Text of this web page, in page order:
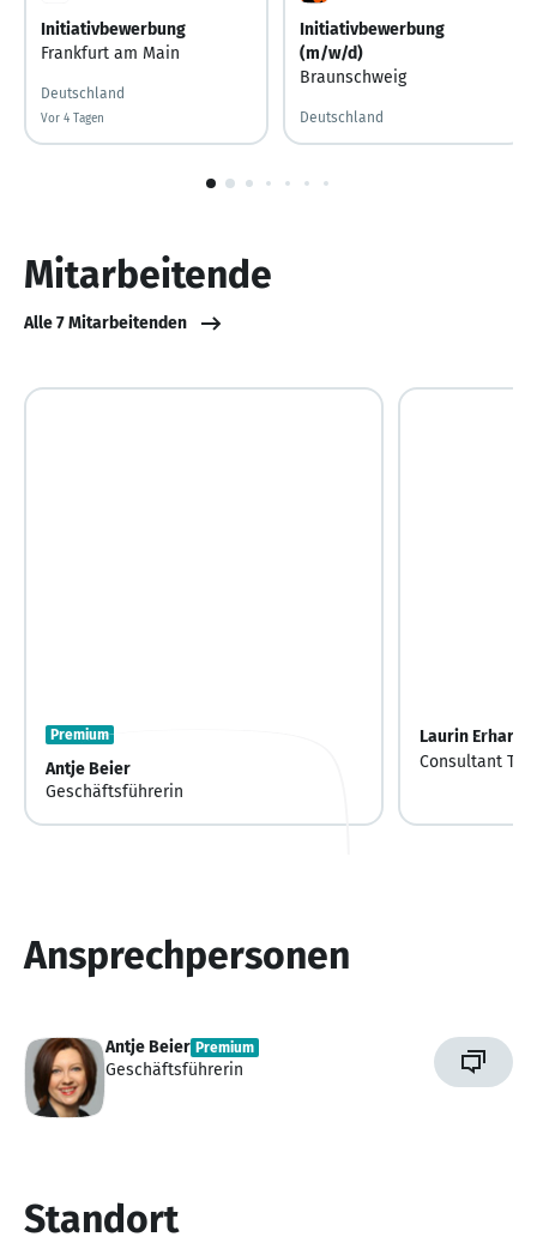
Initiativbewerbung
Frankfurt am Main
Deutschland
Vor 4 Tagen
Vor 4 Tagen veröffentlicht
Initiativbewerbung
(m/w/d)
Braunschweig
Deutschland
Mitarbeitende
Alle 7 Mitarbeitenden
Premium
Antje Beier
Geschäftsführerin
Laurin Erhardt
Consultant
Ansprechpersonen
Antje Beier Premium
Geschäftsführerin
Standort